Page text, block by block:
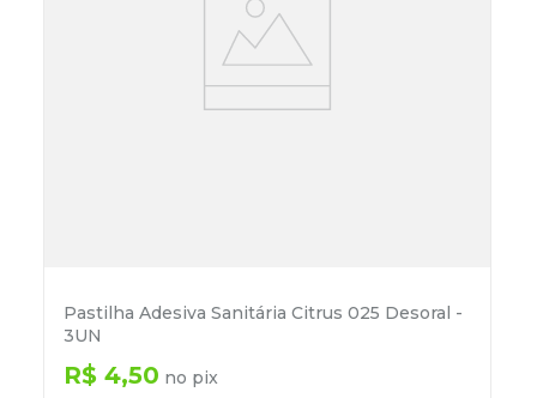
Pastilha Adesiva Sanitária Citrus 025 Desoral -
3UN
R$ 4,50 no pix